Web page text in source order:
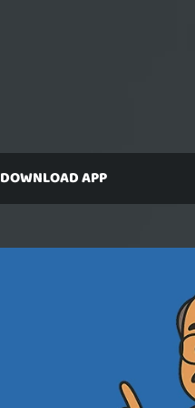
DOWNLOAD APP